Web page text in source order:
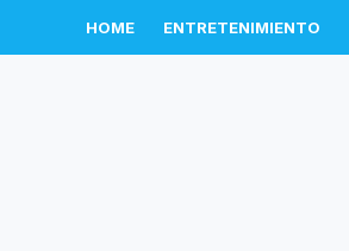
HOME ENTRETENIMIENTO